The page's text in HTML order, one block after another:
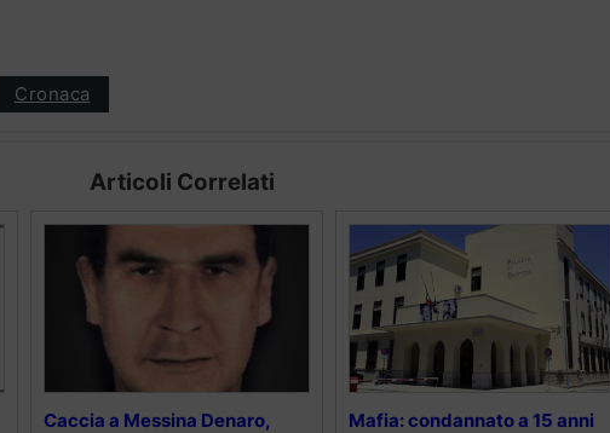
Cronaca
Articoli Correlati
Caccia a Messina Denaro,
Mafia: condannato a 15 anni